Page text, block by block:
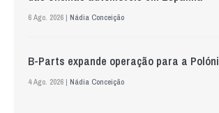
6 Ago. 2026 | Nádia Conceição
B-Parts expande operação para a
4 Ago. 2026 | Nádia Conceição